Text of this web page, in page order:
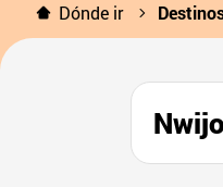
Dónde ir